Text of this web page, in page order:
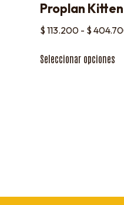
Proplan Kitten
$ 113.200 - $
Seleccionar opciones